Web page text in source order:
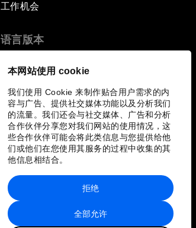
本网站使用 cookie
我们使用 Cookie 来制作贴合用户需求的内
容与广告、提供社交媒体功能以及分析我们
的流量。我们还会与社交媒体、广告和分析
合作伙伴分享您对我们网站的使用情况，这
些合作伙伴可能会将此类信息与您提供给他
们或他们在您使用其服务的过程中收集的其
他信息相结合。
全部允许
拒绝
工作机会
语言版本